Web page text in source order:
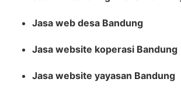
Jasa web desa Bandung
Jasa website koperasi Bandung
Jasa website yayasan Bandung